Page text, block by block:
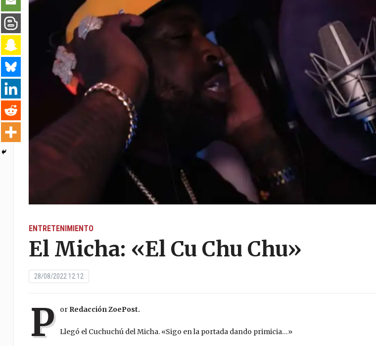
ENTRETENIMIENTO
El Micha: «El Cu Chu Chu»
28/08/2022 12:12
P or Redacción ZoePost.
Llegó el Cuchuchú del Micha. «Sigo en la portada dando primicia…»